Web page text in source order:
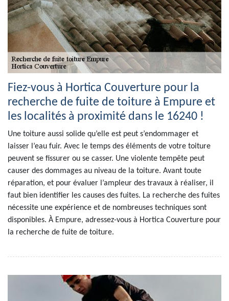
Fiez-vous à Hortica Couverture pour la
recherche de fuite de toiture à Empure et
les localités à proximité dans le 16240 !
Une toiture aussi solide qu’elle est peut s’endommager et
laisser l’eau fuir. Avec le temps des éléments de votre toiture
peuvent se fissurer ou se casser. Une violente tempête peut
causer des dommages au niveau de la toiture. Avant toute
réparation, et pour évaluer l’ampleur des travaux à réaliser, il
faut bien identifier les causes des fuites. La recherche des fuites
nécessite une expérience et de nombreuses techniques sont
disponibles. À Empure, adressez-vous à Hortica Couverture pour
la recherche de fuite de toiture.